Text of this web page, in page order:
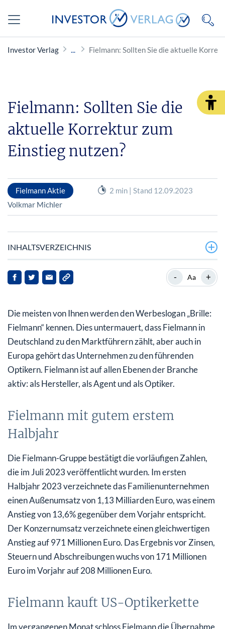
Investor Verlag Fielmann: Sollten Sie die aktuelle
Fielmann: Sollten Sie die
aktuelle Korrektur zum
Einstieg nutzen?
Fielmann Aktie
2 min | Stand 12.09.2023
Volkmar Michler
INHALTSVERZEICHNIS
Fielmann mit gutem erstem Halbjahr
Jahresprognose angehoben
Korrektur nach dem starken Aufwärtstrend
- Aa +
Die meisten von Ihnen werden den Werbeslogan „Brille:
Fielmann“ kennen. Dies untermauert, dass Fielmann in
Deutschland zu den Marktführern zählt, aber auch in
Europa gehört das Unternehmen zu den führenden
Optikern. Fielmann ist auf allen Ebenen der Branche
aktiv: als Hersteller, als Agent und als Optiker.
Fielmann mit gutem erstem
Halbjahr
Die Fielmann-Gruppe bestätigt die vorläufigen Zahlen,
die im Juli 2023 veröffentlicht wurden. Im ersten
Halbjahr 2023 verzeichnete das Familienunternehmen
einen Außenumsatz von 1,13 Milliarden Euro, was einem
Anstieg von 13,6% gegenüber dem Vorjahr entspricht.
Der Konzernumsatz verzeichnete einen gleichwertigen
Anstieg auf 971 Millionen Euro. Das Ergebnis vor Zinsen,
Steuern und Abschreibungen wuchs von 171 Millionen
Euro im Vorjahr auf 208 Millionen Euro.
Fielmann kauft US-Optikerkette
Im vergangenen Monat schloss Fielmann die Übernahme